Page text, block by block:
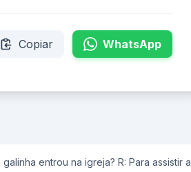
Copiar WhatsApp
entrou na igreja? R: Para assistir a